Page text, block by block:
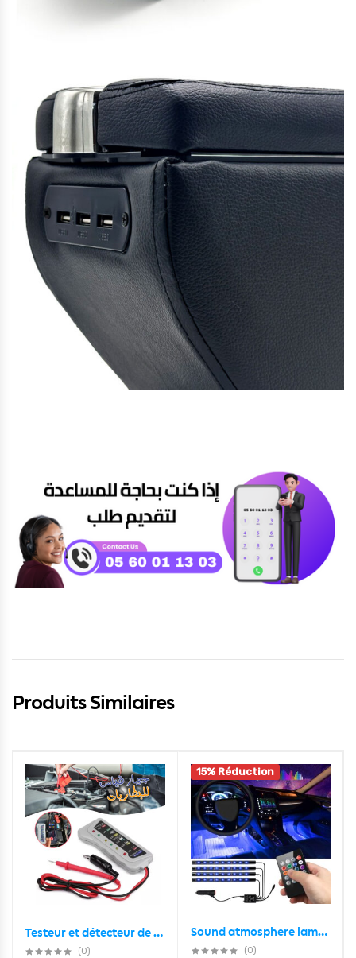
Produits Similaires
Testeur et détecteur de défauts de batterie numérique 12v
(0)
15% Réduction
Sound atmosphere lamp 48 LED pour voiture
(0)